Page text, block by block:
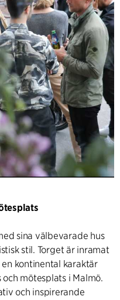
sina välbevarade hus
stil. Torget är inramat
kontinental karaktär
mötesplats i Malmö.
och inspirerande